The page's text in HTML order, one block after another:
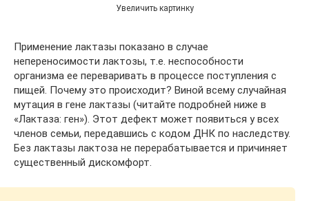
Увеличить картинку
Применение лактазы показано в случае
непереносимости лактозы, т.е. неспособности
организма ее переваривать в процессе поступления с
пищей. Почему это происходит? Виной всему случайная
мутация в гене лактазы (читайте подробней ниже в
«Лактаза: ген»). Этот дефект может появиться у всех
членов семьи, передавшись с кодом ДНК по наследству.
Без лактазы лактоза не перерабатывается и причиняет
существенный дискомфорт.